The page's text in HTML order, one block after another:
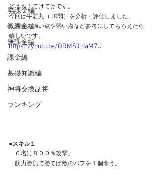
廃課金編
微課金編
無課金編
課金編
基礎知識編
神将交換副将
ランキング
どうも！てけてけです。
今回は牛若丸（UR閃）を分析・評価しました。
牛若丸の強い点や弱い点など参考にしてもらえたら
嬉しいです。
https://youtu.be/QRMS0ldaM7U
●スキル１
６名に８００％攻撃。
筋力勝負で勝てば敵のバフを１個奪う。